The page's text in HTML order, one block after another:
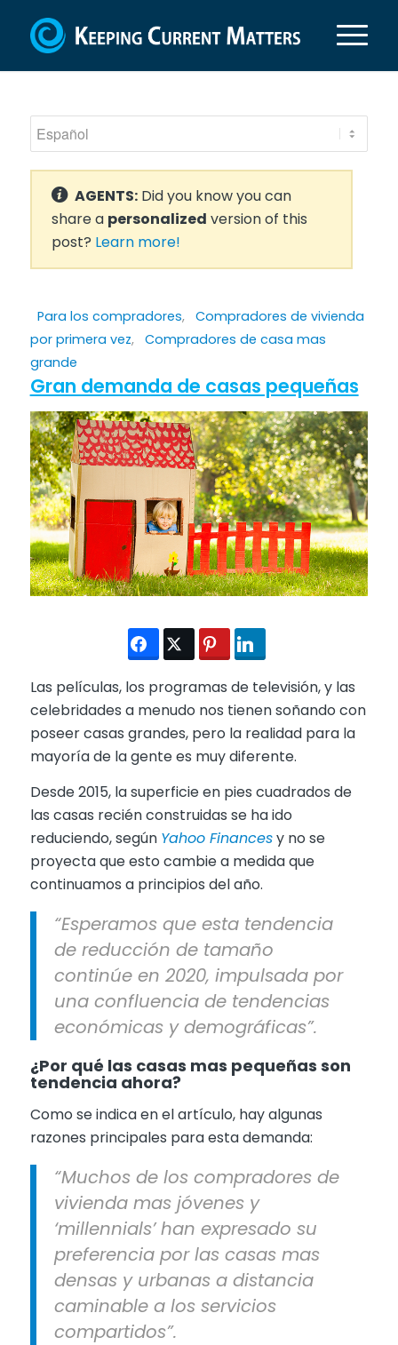
AGENTS:Did you know you can
share a personalized version of this
post? Learn more!
Para los compradores, Compradores de vivienda
por primera vez, Compradores de casa mas
grande
Gran demanda de casas pequeñas
Las películas, los programas de televisión, y las
celebridades a menudo nos tienen soñando con
poseer casas grandes, pero la realidad para la
mayoría de la gente es muy diferente.
Desde 2015, la superficie en pies cuadrados de
las casas recién construidas se ha ido
reduciendo, según Yahoo Financesy no se
proyecta que esto cambie a medida que
continuamos a principios del año.
“Esperamos que esta tendencia
de reducción de tamaño
continúe en 2020, impulsada por
una confluencia de tendencias
económicas y demográficas”.
¿Por qué las casas mas pequeñas son
tendencia ahora?
Como se indica en el artículo, hay algunas
razones principales para esta demanda:
“Muchos de los compradores de
vivienda mas jóvenes y
‘millennials’ han expresado su
preferencia por las casas mas
densas y urbanas a distancia
caminable a los servicios
compartidos”.